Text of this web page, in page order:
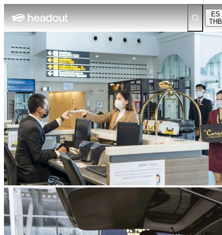
ES
THB